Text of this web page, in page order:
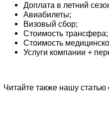
Доплата в летний
Авиабилеты;
Визовый сбор;
Стоимость трансфера;
Стоимость
Услуги компании +
Читайте также нашу